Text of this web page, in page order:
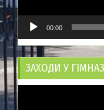
00:00
ЗАХОДИ У